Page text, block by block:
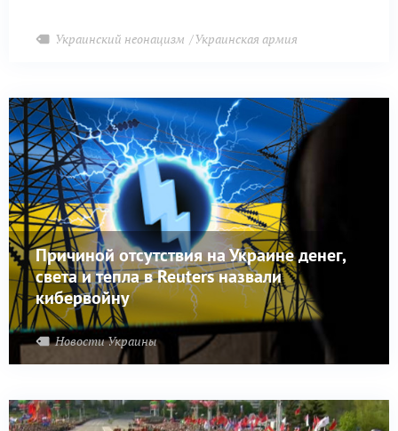
Украинский неонацизм Украинская армия
Причиной отсутствия на Украине денег,
света и тепла в Reuters назвали
кибервойну
Новости Украины